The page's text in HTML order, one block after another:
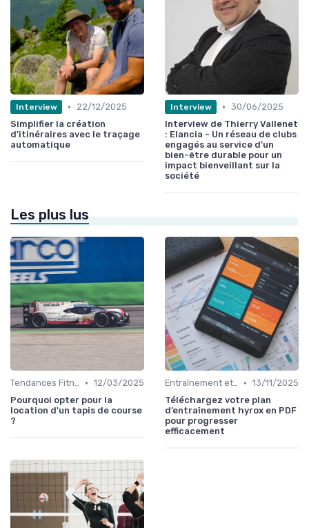
Interview •
22/12/2025
Simplifier la création
d'itinéraires avec le traçage
automatique
Interview • 30/06/2025
Interview de Thierry Vallenet
: Elancia - Un réseau de clubs
engagés au service d’un
bien-être durable pour un
impact bienveillant sur la
société
Les plus lus
Tendances Fitness et Entraînement à Domicile • 12/03/2025
Pourquoi opter pour la
location d'un tapis de course
?
Entraînement et Techniques • 13/11/2025
Téléchargez votre plan
d’entraînement hyrox en PDF
pour progresser
efficacement